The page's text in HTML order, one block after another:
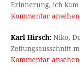
Erinnerung, ich kam
Kommentar
Karl Hirsch: Niko,
Zeitungsausschnitt
Kommentar